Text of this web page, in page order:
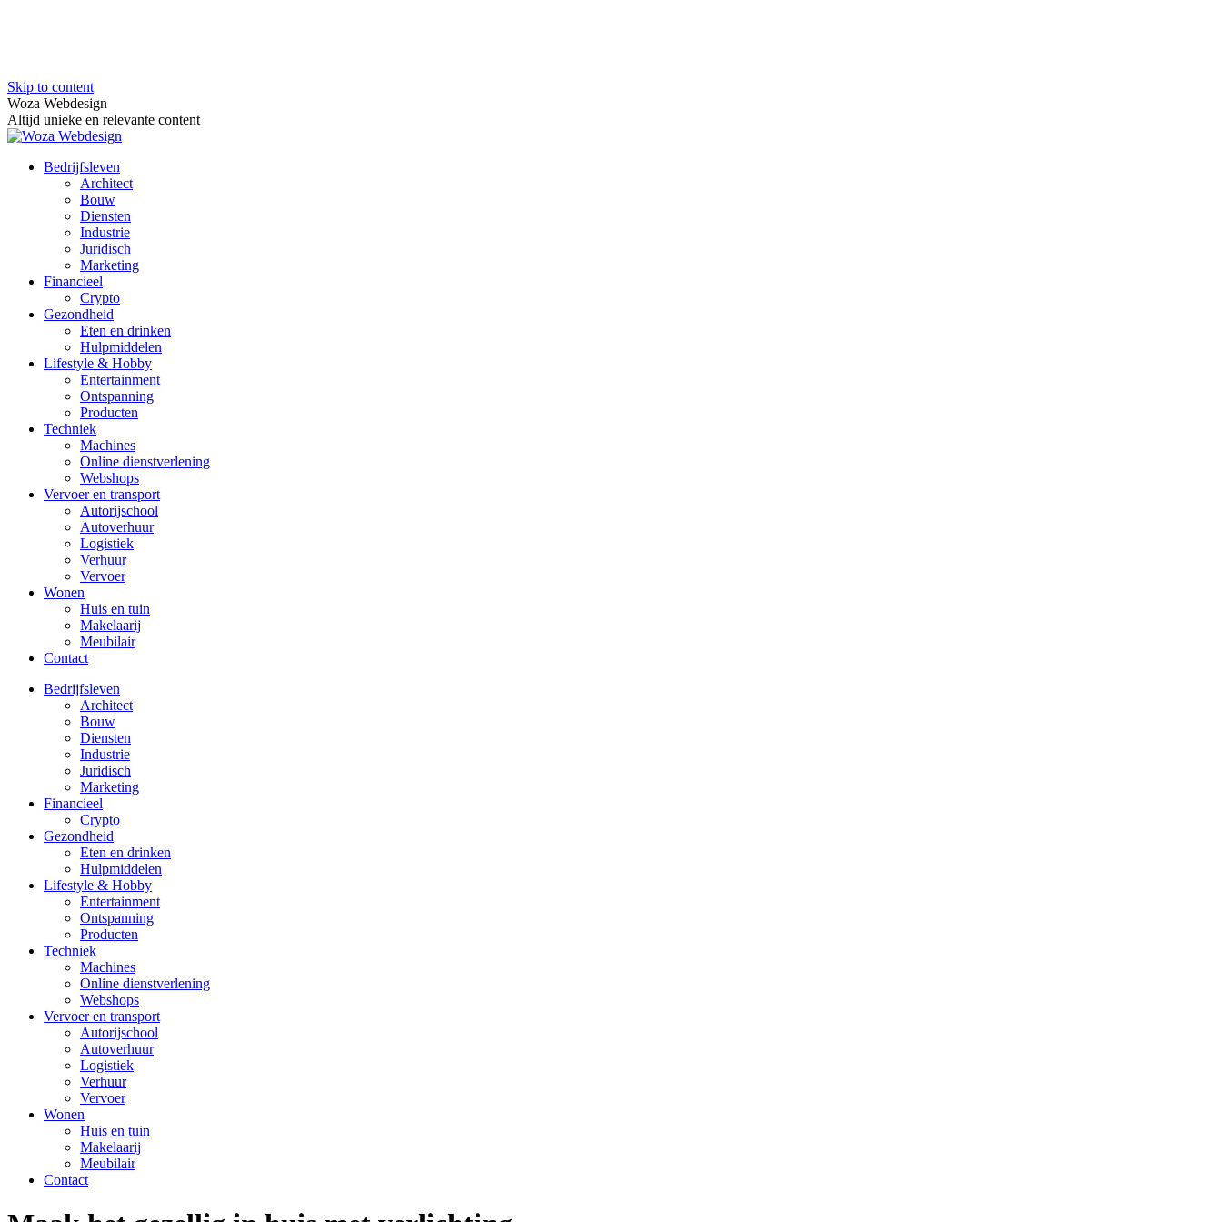
Skip to content
Woza Webdesign
Altijd unieke en relevante content
Bedrijfsleven
Architect
Bouw
Diensten
Industrie
Juridisch
Marketing
Financieel
Crypto
Gezondheid
Eten en drinken
Hulpmiddelen
Lifestyle & Hobby
Entertainment
Ontspanning
Producten
Techniek
Machines
Online dienstverlening
Webshops
Vervoer en transport
Autorijschool
Autoverhuur
Logistiek
Verhuur
Vervoer
Wonen
Huis en tuin
Makelaarij
Meubilair
Contact
Bedrijfsleven
Architect
Bouw
Diensten
Industrie
Juridisch
Marketing
Financieel
Crypto
Gezondheid
Eten en drinken
Hulpmiddelen
Lifestyle & Hobby
Entertainment
Ontspanning
Producten
Techniek
Machines
Online dienstverlening
Webshops
Vervoer en transport
Autorijschool
Autoverhuur
Logistiek
Verhuur
Vervoer
Wonen
Huis en tuin
Makelaarij
Meubilair
Contact